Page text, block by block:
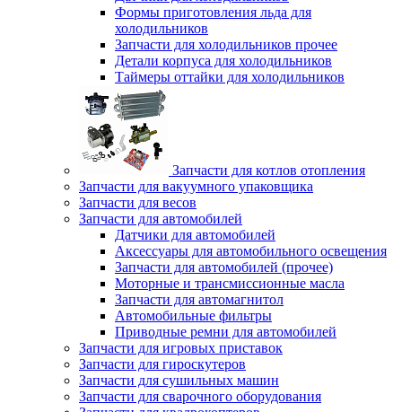
Формы приготовления льда для
холодильников
Запчасти для холодильников прочее
Детали корпуса для холодильников
Таймеры оттайки для холодильников
Запчасти для котлов отопления
Запчасти для вакуумного упаковщика
Запчасти для весов
Запчасти для автомобилей
Датчики для автомобилей
Аксессуары для автомобильного освещения
Запчасти для автомобилей (прочее)
Моторные и трансмиссионные масла
Запчасти для автомагнитол
Автомобильные фильтры
Приводные ремни для автомобилей
Запчасти для игровых приставок
Запчасти для гироскутеров
Запчасти для сушильных машин
Запчасти для сварочного оборудования